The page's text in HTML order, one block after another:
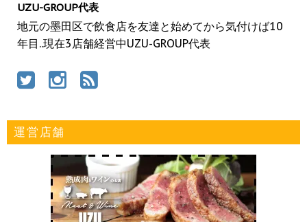
UZU-GROUP代表
地元の墨田区で飲食店を友達と始めてから気付けば10
年目..現在3店舗経営中UZU-GROUP代表
運営店舗